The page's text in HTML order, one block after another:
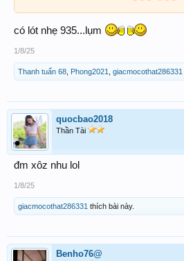
có lót nhẹ 935...lụm
1/8/25
Thanh tuấn 68 Phong2021 giacmocothat286331
quocbao2018
Thần Tài
đm xôz nhu lol
1/8/25
giacmocothat286331 thích bài này.
Benho76@